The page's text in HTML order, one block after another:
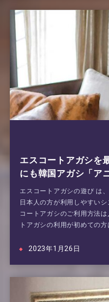
エスコートアガシを
にも韓国アガシ「ア
エスコートアガシの遊び は
日本人の方が利用しやすい
コートアガシのご利用方法
トアガシの利用が初めての
2023年1月26日